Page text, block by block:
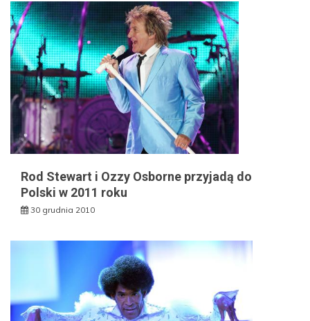
Rod Stewart i Ozzy Osborne przyjadą do
Polski w 2011 roku
30 grudnia 2010